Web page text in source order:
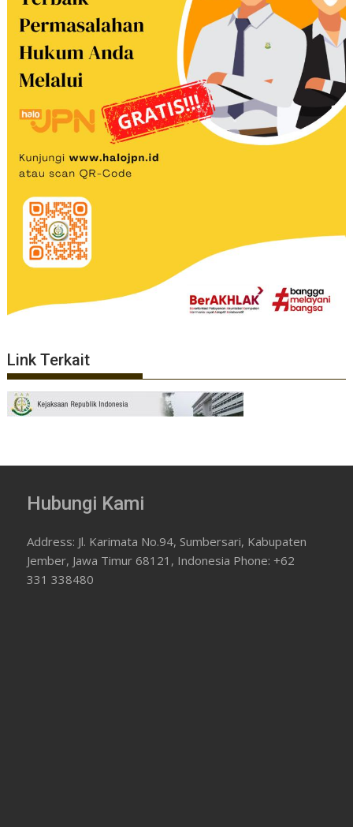
Link Terkait
Hubungi Kami
Address: Jl. Karimata No.94, Sumbersari, Kabupaten
Jember, Jawa Timur 68121, Indonesia Phone: +62
331 338480